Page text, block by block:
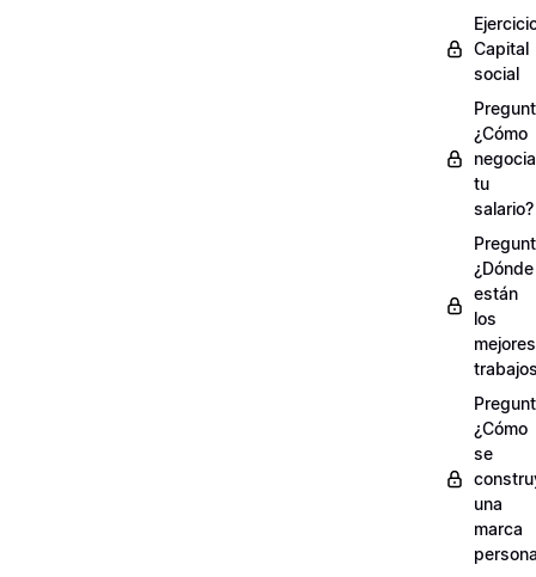
Capital
social
¿Cómo
tu
salario?
¿Dónde
están
los
mejores
¿Cómo
se
una
marca